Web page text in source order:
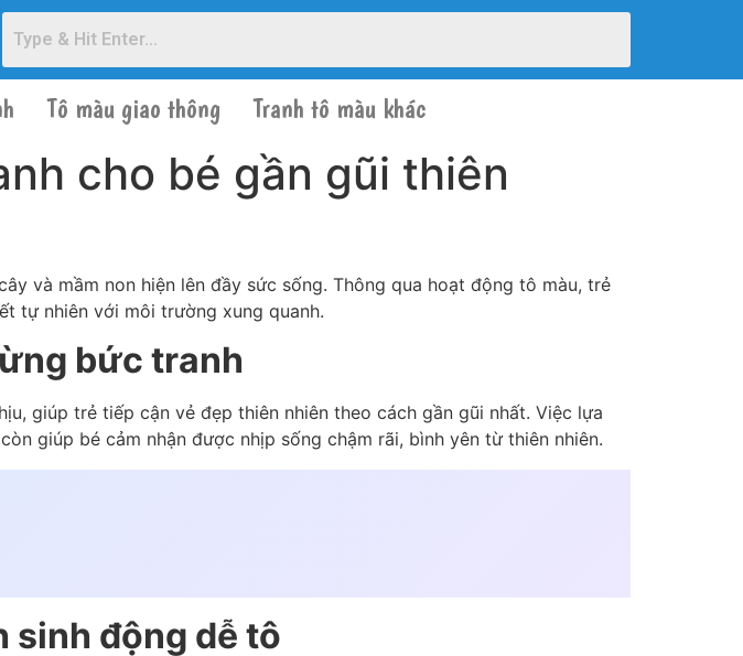
Tô màu giao thông Tranh tô màu khác
cho bé gần gũi thiên
và mầm non hiện lên đầy sức sống. Thông qua hoạt động tô màu, trẻ
tự nhiên với môi trường xung quanh.
bức tranh
giúp trẻ tiếp cận vẻ đẹp thiên nhiên theo cách gần gũi nhất. Việc lựa
giúp bé cảm nhận được nhịp sống chậm rãi, bình yên từ thiên nhiên.
sinh động dễ tô